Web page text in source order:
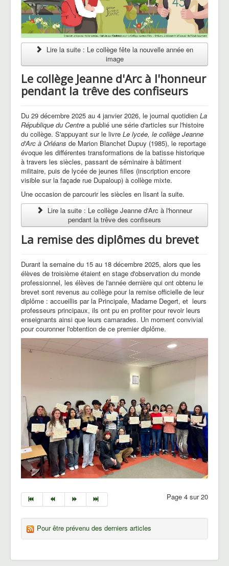
Lire la suite : Le collège fête la nouvelle année en
image
Le collège Jeanne d'Arc à l'honneur
pendant la trêve des confiseurs
Du 29 décembre 2025 au 4 janvier 2026, le journal quotidien La
République du Centre a publié une série d'articles sur l'histoire
du collège. S'appuyant sur le livre Le lycée, le collège Jeanne
d'Arc à Orléans de Marion Blanchet Dupuy (1985), le reportage
évoque les différentes transformations de la batisse historique
à travers les siècles, passant de séminaire à bâtiment
militaire, puis de lycée de jeunes filles (inscription encore
visible sur la façade rue Dupaloup) à collège mixte.
Une occasion de parcourir les siècles en lisant la suite.
Lire la suite : Le collège Jeanne d'Arc à l'honneur
pendant la trêve des confiseurs
La remise des diplômes du brevet
Durant la semaine du 15 au 18 décembre 2025, alors que les
élèves de troisième étaient en stage d'observation du monde
professionnel, les élèves de l'année dernière qui ont obtenu le
brevet sont revenus au collège pour la remise officielle de leur
diplôme : accueillis par la Principale, Madame Degert, et leurs
professeurs principaux, ils ont pu en profiter pour revoir leurs
enseignants ainsi que leurs camarades. Un moment convivial
pour couronner l'obtention de ce premier diplôme.
Page 4 sur 20
Pour être prévenu des derniers articles